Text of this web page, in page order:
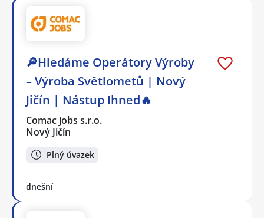
🔎Hledáme Operátory Výroby
– Výroba Světlometů | Nový
Jičín | Nástup Ihned🔥
Comac jobs s.r.o.
Nový Jičín
Plný úvazek
dnešní